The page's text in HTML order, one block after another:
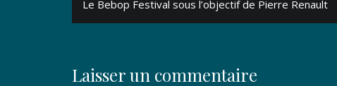
de
Le Bebop Festival sous l’objectif de Pierre Renault
Laisser un commentaire